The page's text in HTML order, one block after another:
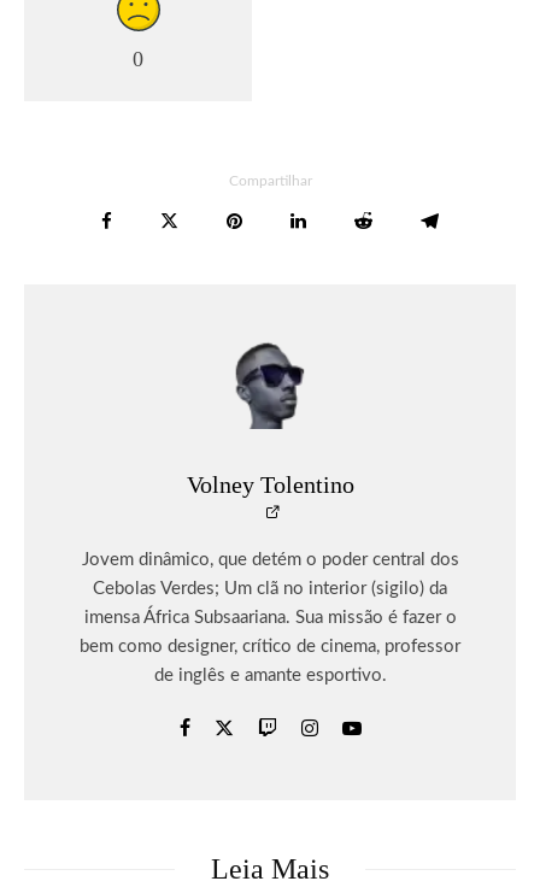
0
Compartilhar
Volney Tolentino
Jovem dinâmico, que detém o poder central dos
Cebolas Verdes; Um clã no interior (sigilo) da
imensa África Subsaariana. Sua missão é fazer o
bem como designer, crítico de cinema, professor
de inglês e amante esportivo.
Leia Mais